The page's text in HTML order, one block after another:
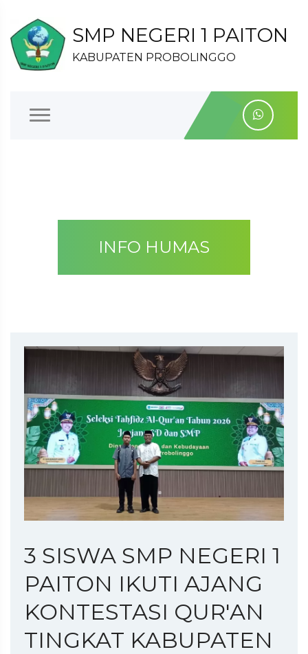
SMP NEGERI 1 PAITON
KABUPATEN PROBOLINGGO
INFO HUMAS
3 SISWA SMP NEGERI 1
PAITON IKUTI AJANG
KONTESTASI QUR'AN
TINGKAT KABUPATEN